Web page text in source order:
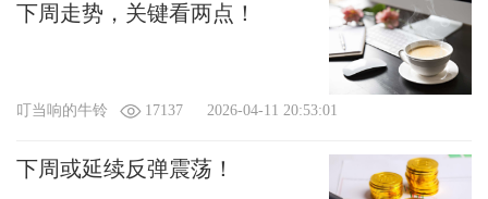
下周走势，关键看两点！
叮当响的牛铃 17137 2026-04-11 20:53:01
下周或延续反弹震荡！